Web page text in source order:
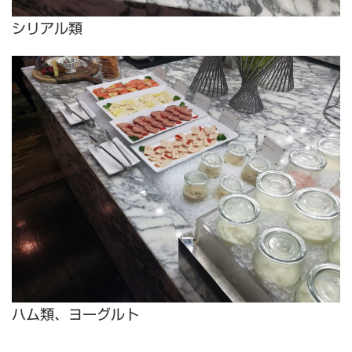
シリアル類
ハム類、ヨーグルト